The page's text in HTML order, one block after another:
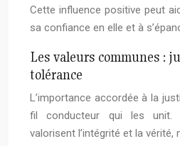
Cette influence positive peut
sa confiance en elle et à
Les valeurs communes :
tolérance
L’importance accordée à la
fil conducteur qui les unit.
valorisent l’intégrité et la